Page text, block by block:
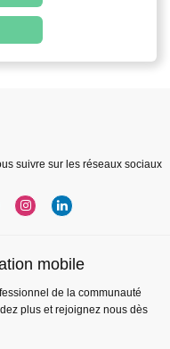
suivre sur les réseaux sociaux
mobile
de la communauté
plus et rejoignez nous dès